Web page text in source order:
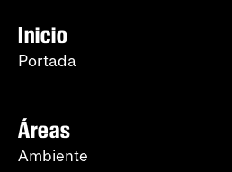
Inicio
Portada
Áreas
Ambiente